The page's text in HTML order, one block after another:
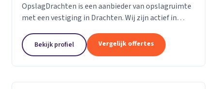
OpslagDrachten is een aanbieder van opslagruimte
met een vestiging in Drachten. Wij zijn actief in
op een 5.
Bekijk profiel Vergelijk offertes